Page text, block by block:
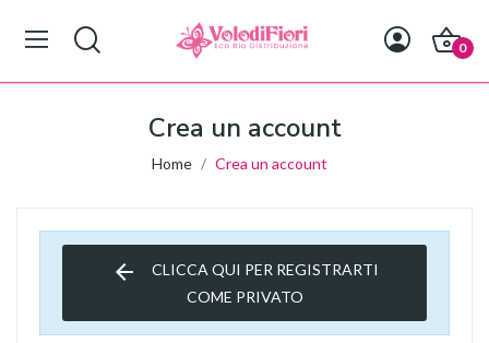
0
Crea un account
Home Crea un account
arrow_back
CLICCA QUI PER REGISTRARTI
COME PRIVATO